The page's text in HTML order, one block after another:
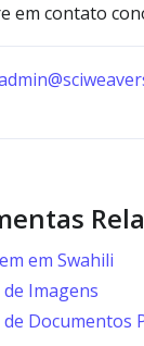
em contato
em Swahili
de Imagens
de Documentos